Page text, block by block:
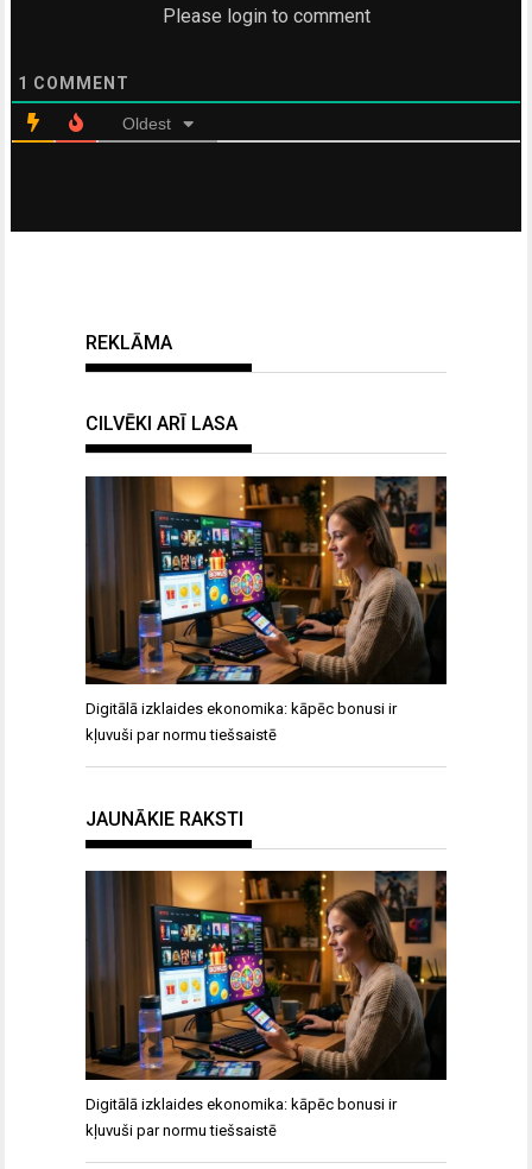
Please login to comment
1 COMMENT
Oldest
REKLĀMA
CILVĒKI ARĪ LASA
Digitālā izklaides ekonomika: kāpēc bonusi ir
kļuvuši par normu tiešsaistē
JAUNĀKIE RAKSTI
Digitālā izklaides ekonomika: kāpēc bonusi ir
kļuvuši par normu tiešsaistē